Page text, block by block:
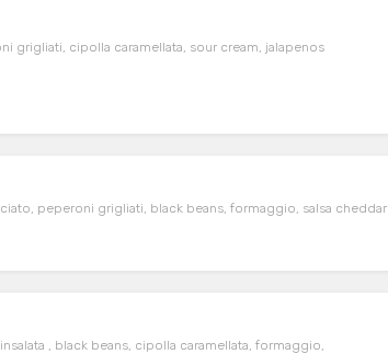
grigliati, cipolla caramellata, sour cream, jalapenos
peperoni grigliati, black beans, formaggio, salsa cheddar
, black beans, cipolla caramellata, formaggio,